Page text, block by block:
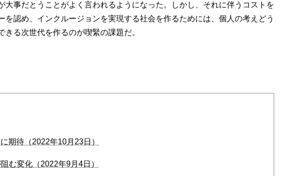
事だとうことがよく言われるようになった。しかし、それに伴うコストを
認め、インクルージョンを実現する社会を作るためには、個人の考えどう
る次世代を作るのが喫緊の課題だ。
待（2022年10月23日）
変化（2022年9月4日）